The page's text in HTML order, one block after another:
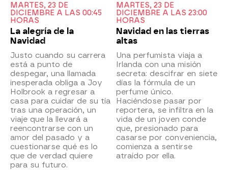
MARTES, 23 DE
DICIEMBRE A LAS 00:45
HORAS
La alegría de la
Navidad
Justo cuando su carrera
está a punto de
despegar, una llamada
inesperada obliga a Joy
Holbrook a regresar a
casa para cuidar de su tía
tras una operación, un
viaje que la llevará a
reencontrarse con un
amor del pasado y a
cuestionarse qué es lo
que de verdad quiere
para su futuro.
MARTES, 23 DE
DICIEMBRE A LAS 23:00
HORAS
Navidad en las tierras
altas
Una perfumista viaja a
Irlanda con una misión
secreta: descifrar en siete
días la fórmula de un
perfume único.
Haciéndose pasar por
reportera, se infiltra en la
vida de un joven conde
que, presionado para
casarse por conveniencia,
comienza a sentirse
atraído por ella.